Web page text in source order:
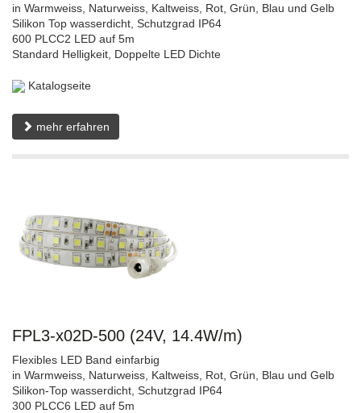
in Warmweiss, Naturweiss, Kaltweiss, Rot, Grün, Blau und Gelb
Silikon Top wasserdicht, Schutzgrad IP64
600 PLCC2 LED auf 5m
Standard Helligkeit, Doppelte LED Dichte
Katalogseite
mehr erfahren
FPL3-x02D-500 (24V, 14.4W/m)
Flexibles LED Band einfarbig
in Warmweiss, Naturweiss, Kaltweiss, Rot, Grün, Blau und Gelb
Silikon-Top wasserdicht, Schutzgrad IP64
300 PLCC6 LED auf 5m